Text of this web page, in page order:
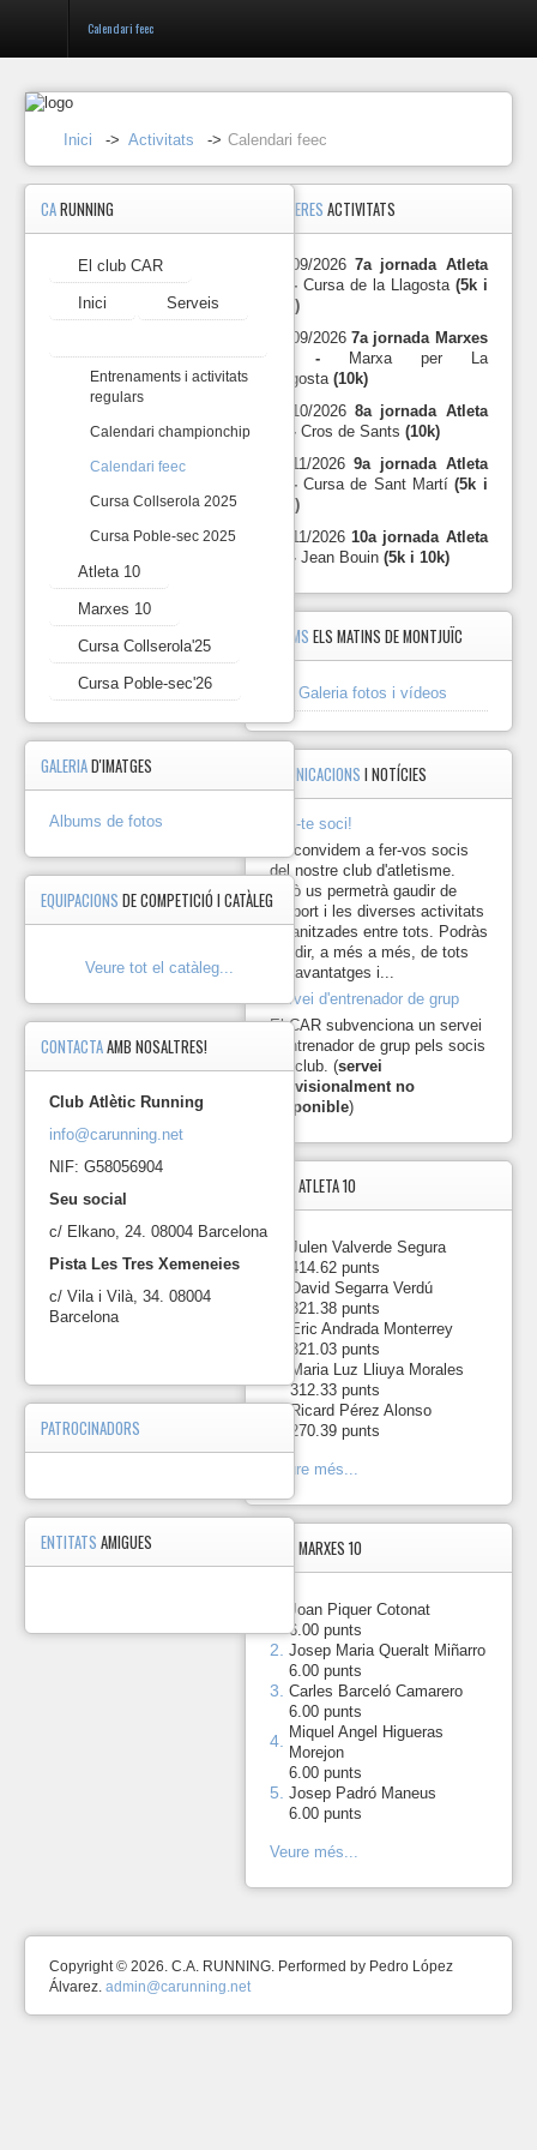
Registrar-
se
Activitats
Cursa
Collserola'25
Cursa
Poble-
sec'26
Calendari feec
Inici -> Activitats -> Calendari feec
CARUNNING
El club CAR
Inici Serveis
Entrenaments i activitats
regulars
Calendari championchip
Calendari feec
Cursa Collserola 2025
Cursa Poble-sec 2025
Atleta 10
Marxes 10
Cursa Collserola'25
Cursa Poble-sec'26
GALERIAD'IMATGES
Albums de fotos
EQUIPACIONSDE COMPETICIÓ I CATÀLEG
Veure tot el catàleg...
CONTACTAAMB NOSALTRES!
Club Atlètic Running
info@carunning.net
NIF: G58056904
Seu social
c/ Elkano, 24. 08004 Barcelona
Pista Les Tres Xemeneies
c/ Vila i Vilà, 34. 08004
Barcelona
PATROCINADORS
ENTITATSAMIGUES
PROPERES ACTIVITATS
27/09/20267a jornada Atleta
10 - Cursa de la Llagosta(5k i
10k)
27/09/20267a jornada Marxes
10 -
Marxa per La
Llagosta(10k)
18/10/20268a jornada Atleta
10 - Cros de Sants (10k)
15/11/20269a jornada Atleta
10 -Cursa de Sant Martí(5k i
10k)
29/11/202610a jornada Atleta
10 - Jean Bouin(5k i 10k)
ÀLBUMS ELS MATINS DE MONTJUÏC
Galeria fotos i vídeos
COMUNICACIONS I NOTÍCIES
Fes-te soci!
Us convidem a fer-vos socis
del nostre club d'atletisme.
Això us permetrà gaudir de
l'esport i les diverses activitats
organitzades entre tots. Podràs
gaudir, a més a més, de tots
els avantatges i...
Servei d'entrenador de grup
El CAR subvenciona un servei
d'entrenador de grup pels socis
del club. (servei
provisionalment no
disponible)
ATLETA 10
Julen Valverde Segura
414.62 punts
David Segarra Verdú
321.38 punts
Eric Andrada Monterrey
321.03 punts
Maria Luz Lliuya Morales
312.33 punts
5. Ricard Pérez Alonso
270.39 punts
Veure més...
MARXES 10
Joan Piquer Cotonat
6.00 punts
2. Josep Maria Queralt Miñarro
6.00 punts
3. Carles Barceló Camarero
6.00 punts
4.
Miquel Angel Higueras
Morejon
6.00 punts
5. Josep Padró Maneus
6.00 punts
Veure més...
Copyright © 2026. C.A. RUNNING. Performed by Pedro López
Álvarez.admin@carunning.net